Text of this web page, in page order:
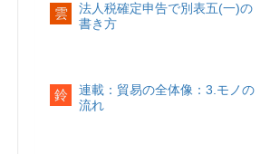
雲
法人税確定申告で別表五(一)の
書き方
鈴
連載：貿易の全体像：3.モノの
流れ